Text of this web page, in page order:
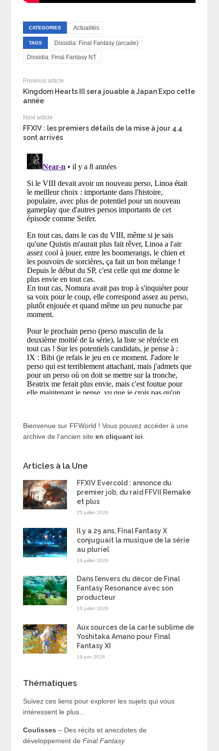
CATEGORIES Actualités
TAGS Dissidia: Final Fantasy (arcade)
Dissidia: Final Fantasy NT
Previous article
Kingdom Hearts III sera jouable à Japan Expo cette
année
Next article
FFXIV : les premiers détails de la mise à jour 4.4
sont arrivés
Bienvenue sur FFWorld ! Vous pouvez accéder à une
archive de l'ancien site en cliquant ici
Articles à la Une
FFXIV Evercold : annonce du
premier job, du raid FFVII Remake
et plus
25 juillet 2026
Il y a 25 ans, Final Fantasy X
conjuguait la musique de la série
au pluriel
19 juillet 2026
Dans l’envers du décor de Final
Fantasy Resonance avec son
producteur
16 juillet 2026
Aux sources de la carte sublime de
Yoshitaka Amano pour Final
Fantasy XI
19 juin 2026
Thématiques
Suivez ces liens pour explorer les sujets qui vous
intéressent le plus…
Coulisses – Des récits et anecdotes de
développement de Final Fantasy